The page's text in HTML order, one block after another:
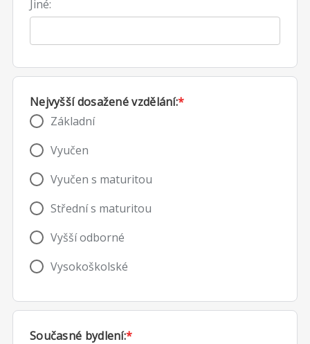
Jiné:
Nejvyšší dosažené vzdělání:*
Základní
Vyučen
Vyučen s maturitou
Střední s maturitou
Vyšší odborné
Vysokoškolské
Současné bydlení:*